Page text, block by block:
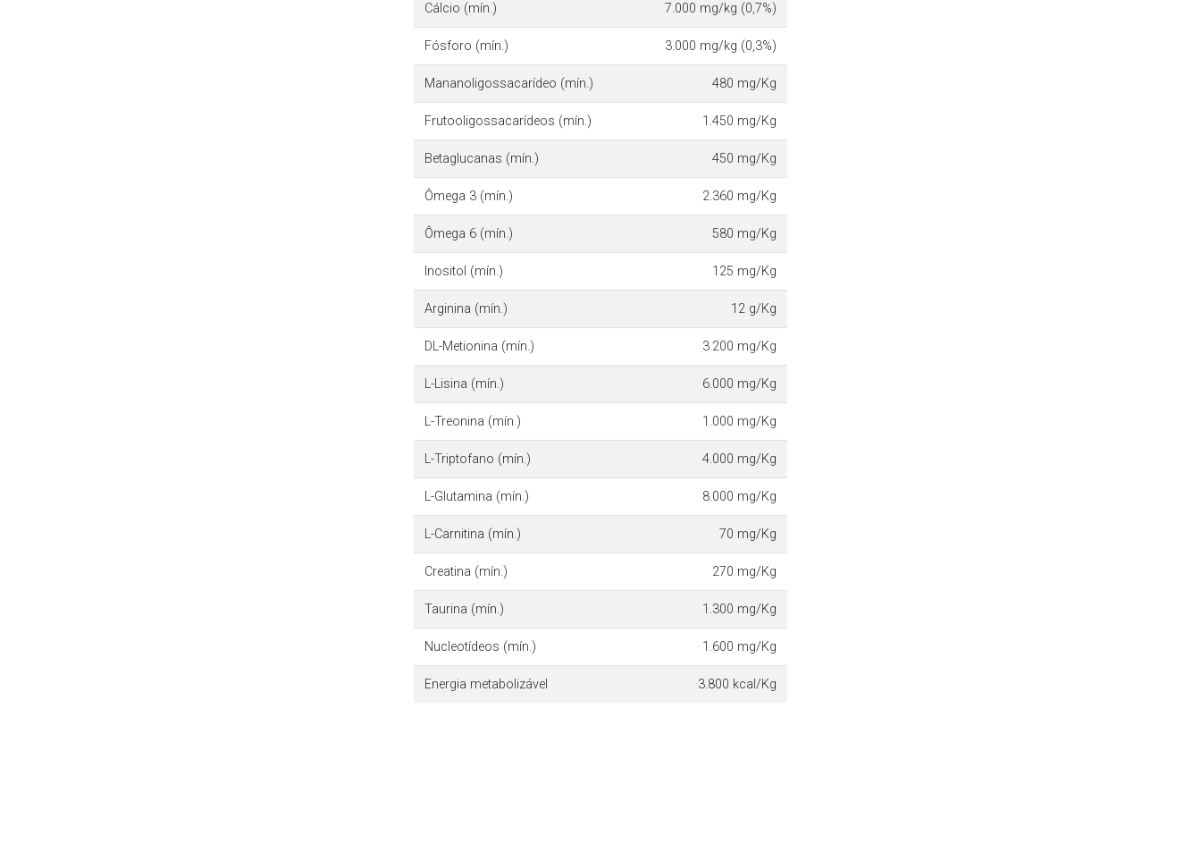
Cálcio (mín.) 7.000 mg/kg (0,7%)
Fósforo (mín.) 3.000 mg/kg (0,3%)
Mananoligossacarídeo (mín.) 480 mg/Kg
Frutooligossacarídeos (mín.) 1.450 mg/Kg
Betaglucanas (mín.) 450 mg/Kg
Ômega 3 (mín.) 2.360 mg/Kg
Ômega 6 (mín.) 580 mg/Kg
Inositol (mín.) 125 mg/Kg
Arginina (mín.) 12 g/Kg
DL-Metionina (mín.) 3.200 mg/Kg
L-Lisina (mín.) 6.000 mg/Kg
L-Treonina (mín.) 1.000 mg/Kg
L-Triptofano (mín.) 4.000 mg/Kg
L-Glutamina (mín.) 8.000 mg/Kg
L-Carnitina (mín.) 70 mg/Kg
Creatina (mín.) 270 mg/Kg
Taurina (mín.) 1.300 mg/Kg
Nucleotídeos (mín.) 1.600 mg/Kg
Energia metabolizável 3.800 kcal/Kg